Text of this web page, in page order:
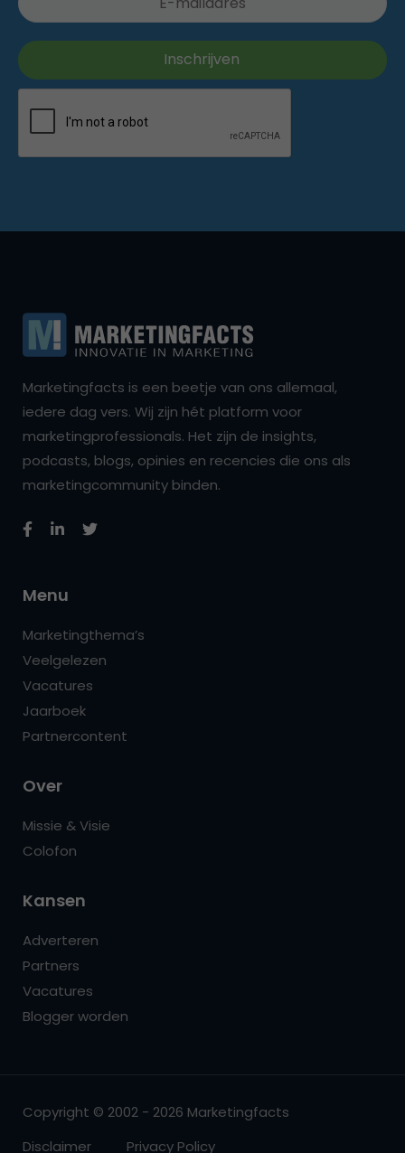
Marketingfacts is een beetje van ons allemaal,
iedere dag vers. Wij zijn hét platform voor
marketingprofessionals. Het zijn de insights,
podcasts, blogs, opinies en recencies die ons als
marketingcommunity binden.
Menu
Marketingthema’s
Veelgelezen
Vacatures
Jaarboek
Partnercontent
Over
Missie & Visie
Colofon
Kansen
Adverteren
Partners
Vacatures
Blogger worden
Copyright © 2002 - 2026 Marketingfacts
Disclaimer
Privacy Policy